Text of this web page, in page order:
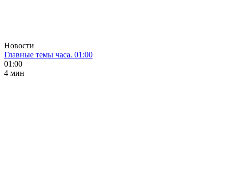
Новости
Главные темы часа. 01:00
01:00
4 мин